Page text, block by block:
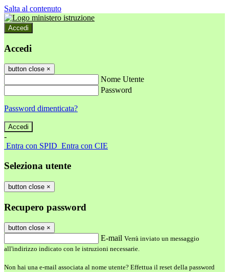
Salta al contenuto
Accedi
Accedi
button close ×
Nome Utente
Password
Password dimenticata?
-
Entra con SPID Entra con CIE
Seleziona utente
button close ×
Recupero password
button close ×
E-mail Verrà inviato un messaggio
all'indirizzo indicato con le istruzioni necessarie.
Non hai una e-mail associata al nome utente? Effettua il reset della password